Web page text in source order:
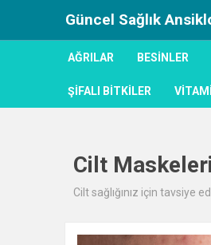
Güncel Sağlık
AĞRILAR BESINLER
ŞIFALI BITKILER
Cilt Maskeleri
Cilt sağlığınız için tavsiye